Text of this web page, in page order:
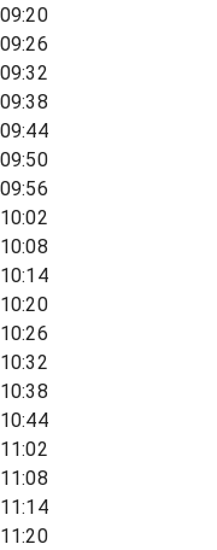
09:20
09:26
09:32
09:38
09:44
09:50
09:56
10:02
10:08
10:14
10:20
10:26
10:32
10:38
10:44
11:02
11:08
11:14
11:20